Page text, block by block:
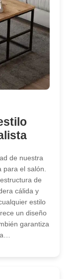
de nuestra
el salón.
de
cálida y
estilo
un diseño
garantiza